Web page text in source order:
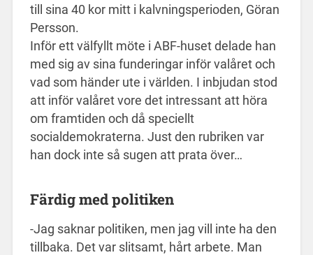
till sina 40 kor mitt i kalvningsperioden, Göran
Persson.
Inför ett välfyllt möte i ABF-huset delade han
med sig av sina funderingar inför valåret och
vad som händer ute i världen. I inbjudan stod
att inför valåret vore det intressant att höra
om framtiden och då speciellt
socialdemokraterna. Just den rubriken var
han dock inte så sugen att prata över…
Färdig med politiken
-Jag saknar politiken, men jag vill inte ha den
tillbaka. Det var slitsamt, hårt arbete. Man